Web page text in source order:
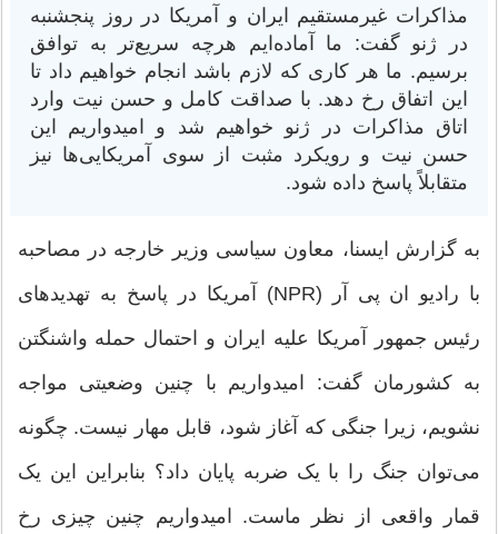
مذاکرات غیرمستقیم ایران و آمریکا در روز پنجشنبه
در ژنو گفت: ما آماده‌ایم هرچه سریع‌تر به توافق
برسیم. ما هر کاری که لازم باشد انجام خواهیم داد تا
این اتفاق رخ دهد. با صداقت کامل و حسن نیت وارد
اتاق مذاکرات در ژنو خواهیم شد و امیدواریم این
حسن نیت و رویکرد مثبت از سوی آمریکایی‌ها نیز
متقابلاً پاسخ داده شود.
به گزارش ایسنا، معاون سیاسی وزیر خارجه در مصاحبه
با رادیو ان پی آر (NPR) آمریکا در پاسخ به تهدیدهای
رئیس جمهور آمریکا علیه ایران و احتمال حمله واشنگتن
به کشورمان گفت: امیدواریم با چنین وضعیتی مواجه
نشویم، زیرا جنگی که آغاز شود، قابل مهار نیست. چگونه
می‌توان جنگ را با یک ضربه پایان داد؟ بنابراین این یک
قمار واقعی از نظر ماست. امیدواریم چنین چیزی رخ